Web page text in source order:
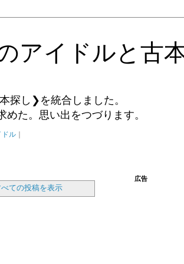
アイドルと古
探し❯を統合しました。
た。思い出をつづります。
ドル
ての投稿を表示
広告